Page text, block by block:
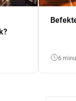
6